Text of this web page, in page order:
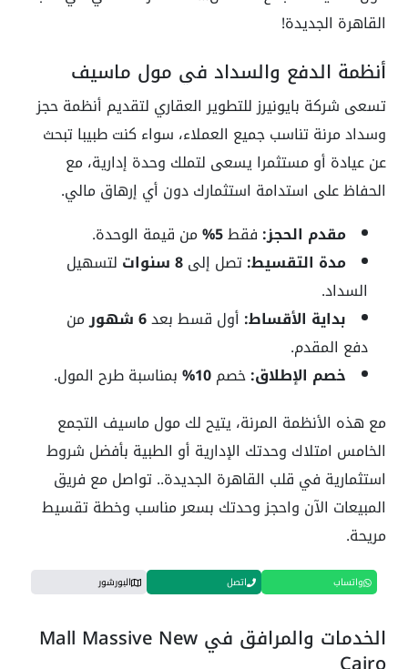
القاهرة الجديدة!
أنظمة الدفع والسداد في مول ماسيف
تسعى شركة بايونيرز للتطوير العقاري لتقديم أنظمة حجز
وسداد مرنة تناسب جميع العملاء، سواء كنت طبيبا تبحث
عن عيادة أو مستثمرا يسعى لتملك وحدة إدارية، مع
الحفاظ على استدامة استثمارك دون أي إرهاق مالي.
مقدم الحجز: فقط5%
من قيمة الوحدة.
مدة التقسيط:تصل إلى8 سنوات
لتسهيل
السداد.
بداية الأقساط: أول قسط بعد6 شهور
من
دفع المقدم.
خصم الإطلاق:خصم10%
بمناسبة طرح المول.
مع هذه الأنظمة المرنة، يتيح لك مول ماسيف التجمع
الخامس امتلاك وحدتك الإدارية أو الطبية بأفضل شروط
استثمارية في قلب القاهرة الجديدة.. تواصل مع فريق
المبيعات الآن واحجز وحدتك بسعر مناسب وخطة تقسيط
مريحة.
واتساب اتصل البورشور
الخدمات والمرافق في Mall Massive New